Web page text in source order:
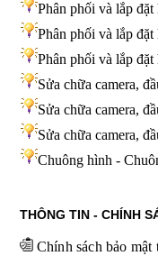
Phân phối và lắp
Phân phối và lắp
Phân phối và lắp
Sửa chữa camera,
Sửa chữa camera,
Sửa chữa camera,
Chuông hình -
THÔNG TIN - CHÍNH
Chính sách bảo